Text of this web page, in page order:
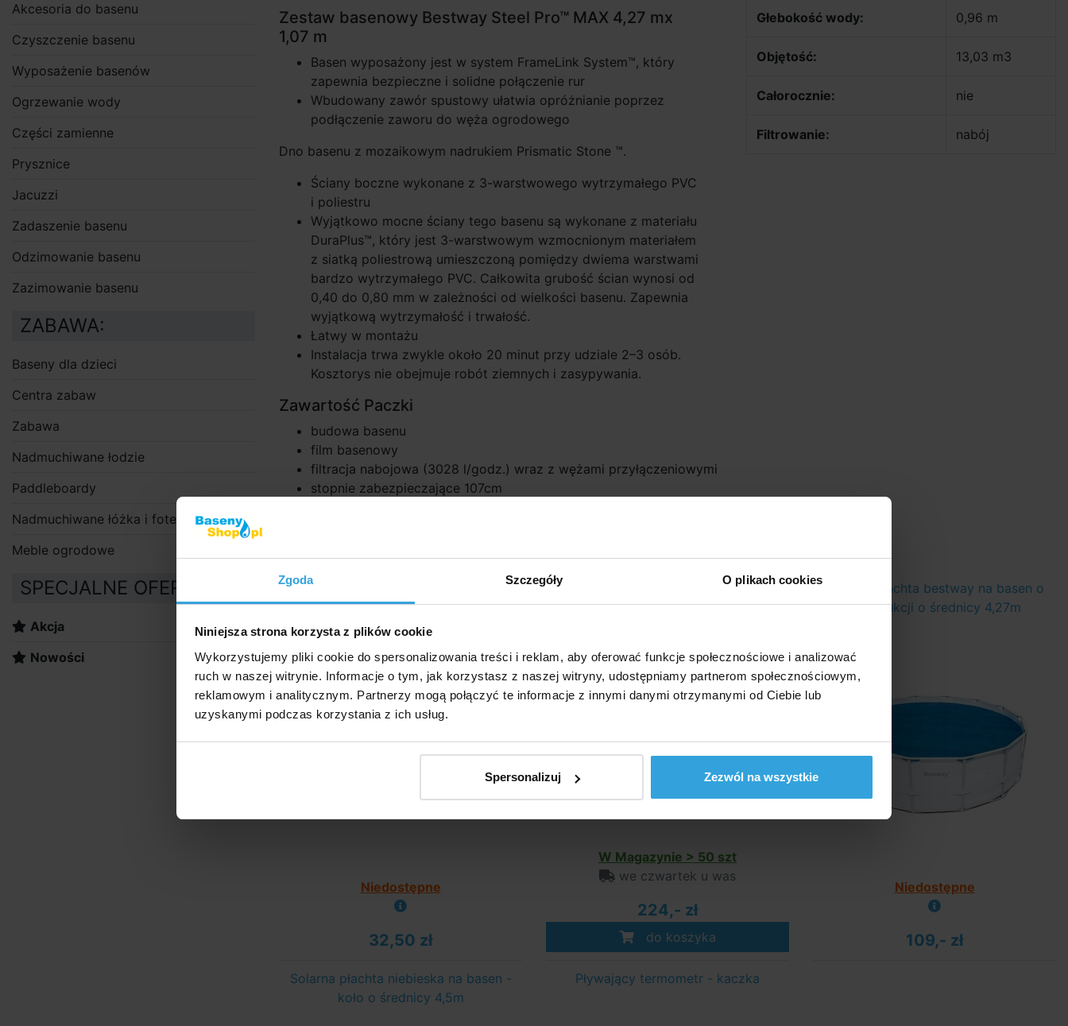
Zgoda Szczegóły O plikach cookies
Niniejsza strona korzysta z plików cookie
Wykorzystujemy pliki cookie do spersonalizowania treści i reklam, aby oferować funkcje społecznościowe i analizować
ruch w naszej witrynie. Informacje o tym, jak korzystasz z naszej witryny, udostępniamy partnerom społecznościowym,
reklamowym i analitycznym. Partnerzy mogą połączyć te informacje z innymi danymi otrzymanymi od Ciebie lub
uzyskanymi podczas korzystania z ich usług.
Spersonalizuj Zezwól na wszystkie
Zestaw basenowy Bestway Steel Pro™ MAX 4,27 mx
1,07 m
Basen wyposażony jest w system FrameLink System™, który
zapewnia bezpieczne i solidne połączenie rur
Wbudowany zawór spustowy ułatwia opróżnianie poprzez
podłączenie zaworu do węża ogrodowego
Dno basenu z mozaikowym nadrukiem Prismatic Stone ™.
Ściany boczne wykonane z 3-warstwowego wytrzymałego PVC
i poliestru
Wyjątkowo mocne ściany tego basenu są wykonane z materiału
DuraPlus™, który jest 3-warstwowym wzmocnionym materiałem
z siatką poliestrową umieszczoną pomiędzy dwiema warstwami
bardzo wytrzymałego PVC. Całkowita grubość ścian wynosi od
0,40 do 0,80 mm w zależności od wielkości basenu. Zapewnia
wyjątkową wytrzymałość i trwałość.
Łatwy w montażu
Instalacja trwa zwykle około 20 minut przy udziale 2–3 osób.
Kosztorys nie obejmuje robót ziemnych i zasypywania.
Zawartość Paczki
budowa basenu
film basenowy
filtracja nabojowa (3028 l/godz.) wraz z wężami przyłączeniowymi
stopnie zabezpieczające 107cm
Głebokość wody: 0,96 m
Objętość: 13,03 m3
Całorocznie: nie
Filtrowanie: nabój
Zalecane akcesoria (5)
Wkład filtra kasetowego Bestway II - 2
szt
Niedostępne
32,50 zł
Pad pod basen o średnicy 4,6m
W Magazynie > 50 szt
we czwartek u was
224,- zł
do koszyka
Solarna płachta bestway na basen o
konstrukcji o średnicy 4,27m
Niedostępne
109,- zł
Solarna płachta niebieska na basen -
koło o średnicy 4,5m
Pływający termometr - kaczka
Akcesoria do basenu
Czyszczenie basenu
Wyposażenie basenów
Ogrzewanie wody
Części zamienne
Prysznice
Jacuzzi
Zadaszenie basenu
Odzimowanie basenu
Zazimowanie basenu
ZABAWA:
Baseny dla dzieci
Centra zabaw
Zabawa
Nadmuchiwane łodzie
Paddleboardy
Nadmuchiwane łóżka i fotele
Meble ogrodowe
SPECJALNE OFERTY:
Akcja
Nowości